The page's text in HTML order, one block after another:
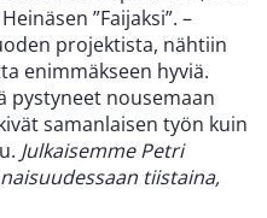
”Faijaksi”. –
projektista, nähtiin
enimmäkseen hyviä.
pystyneet nousemaan
samanlaisen työn kuin
Julkaisemme Petri
tiistaina,